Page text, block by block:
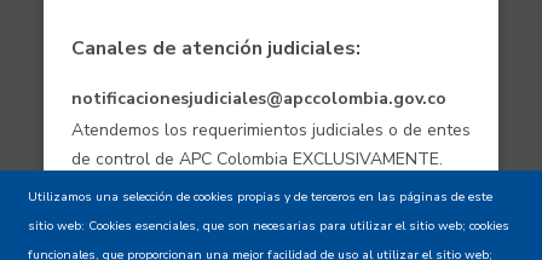
Canales de atención judiciales:
notificacionesjudiciales@apccolombia.gov.co
Atendemos los requerimientos judiciales o de entes
de control de APC Colombia EXCLUSIVAMENTE.
Utilizamos una selección de cookies propias y de terceros en las páginas de este
sitio web: Cookies esenciales, que son necesarias para utilizar el sitio web; cookies
funcionales, que proporcionan una mejor facilidad de uso al utilizar el sitio web;